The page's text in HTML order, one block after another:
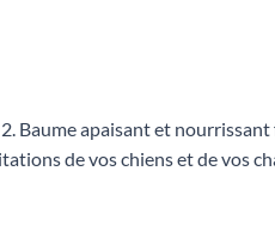
Baume apaisant et nourrissant
de vos chiens et de vos